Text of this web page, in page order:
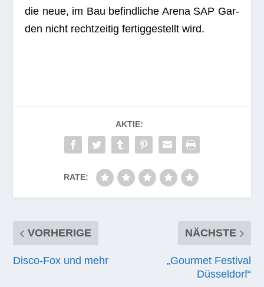
die neue, im Bau befind­li­che Arena SAP Gar­
den nicht recht­zei­tig fer­tig­ge­stellt wird.
AKTIE:
RATE:
VORHERIGE
Disco-Fox und mehr
NÄCHSTE
„Gourmet Festival
Düsseldorf“